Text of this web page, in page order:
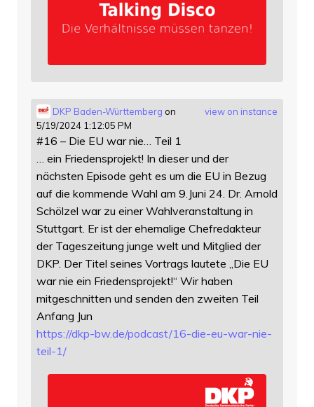
view on instance
DKP Baden-Württemberg on
5/19/2024 1:12:05 PM
#16 – Die EU war nie… Teil 1
… ein Friedensprojekt! In dieser und der
nächsten Episode geht es um die EU in Bezug
auf die kommende Wahl am 9.Juni 24. Dr. Arnold
Schölzel war zu einer Wahlveranstaltung in
Stuttgart. Er ist der ehemalige Chefredakteur
der Tageszeitung junge welt und Mitglied der
DKP. Der Titel seines Vortrags lautete „Die EU
war nie ein Friedensprojekt!“ Wir haben
mitgeschnitten und senden den zweiten Teil
Anfang Jun
https://dkp-bw.de/podcast/16-die-eu-war-nie-
teil-1/